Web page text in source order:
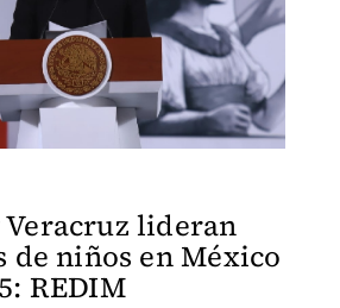
Veracruz lideran
de niños en México
REDIM